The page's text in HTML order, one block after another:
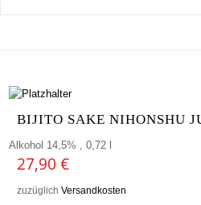
BIJITO SAKE NIHONSHU
Alkohol 14,5% , 0,72 l
27,90 €
zuzüglich Versandkosten